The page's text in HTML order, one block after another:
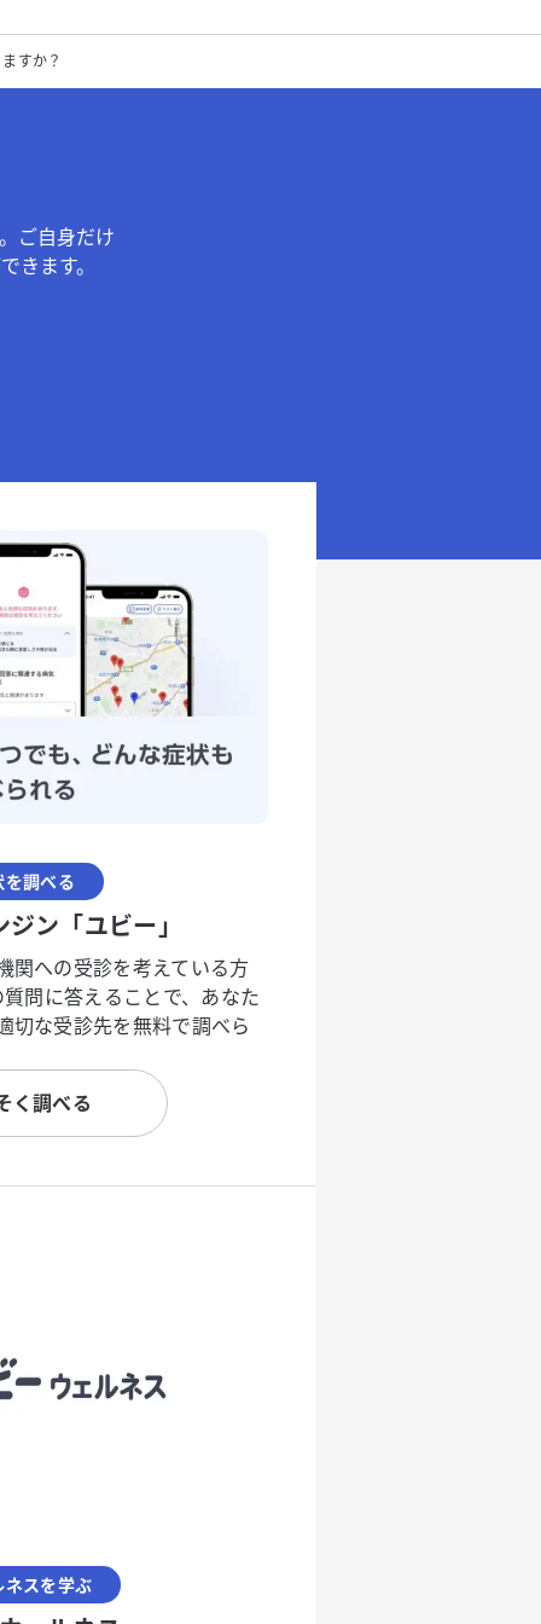
すか？
ご自身だけ
きます。
を調べる
ン「ユビー」
関への受診を考えている方
問に答えることで、あなた
切な受診先を無料で調べら
く調べる
ネスを学ぶ